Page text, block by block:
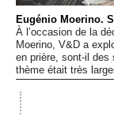
Eugénio Moerino.
À l’occasion de la
Moerino, V&D a
en prière, sont-il des
thème était très